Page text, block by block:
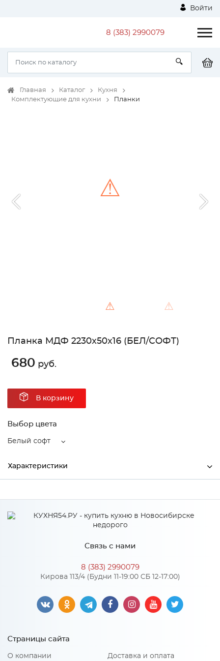
Войти
8 (383) 2990079
Главная Каталог
Кухня
Комплектующие для кухни
Планки
⚠ ⚠
⚠
Планка МДФ 2230х50х16 (БЕЛ/СОФТ)
680 руб.
В корзину
Выбор цвета
Белый софт
Характеристики
Цвет Белый софт
Количество упаковок: 1
Связь с нами
8 (383) 2990079
Кирова 113/4 (Будни 11-19:00 СБ 12-17:00)
Страницы сайта
О компании Доставка и оплата